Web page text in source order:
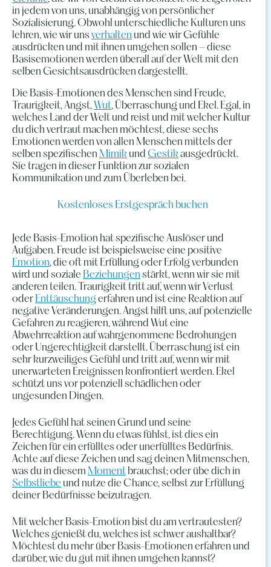
in jedem von uns, unabhängig von persönlicher
Sozialisierung. Obwohl unterschiedliche Kulturen uns
lehren, wie wir uns verhalten und wie wir Gefühle
ausdrücken und mit ihnen umgehen sollen – diese
Basisemotionen werden überall auf der Welt mit den
selben Gesichtsausdrücken dargestellt.
Die Basis-Emotionen des Menschen sind Freude,
Traurigkeit, Angst, Wut, Überraschung und Ekel. Egal, in
welches Land der Welt und reist und mit welcher Kultur
du dich vertraut machen möchtest, diese sechs
Emotionen werden von allen Menschen mittels der
selben spezifischen Mimik und Gestikausgedrückt.
Sie tragen in dieser Funktion zur sozialen
Kommunikation und zum Überleben bei.
Kostenloses Erstgespräch buchen
Jede Basis-Emotion hat spezifische Auslöser und
Aufgaben. Freude ist beispielsweise eine positive
Emotion, die oft mit Erfüllung oder Erfolg verbunden
wird und soziale Beziehungen stärkt, wenn wir sie mit
anderen teilen. Traurigkeit tritt auf, wenn wir Verlust
oder Enttäuschungerfahren und ist eine Reaktion auf
negative Veränderungen. Angst hilft uns, auf potenzielle
Gefahren zu reagieren, während Wut eine
Abwehrreaktion auf wahrgenommene Bedrohungen
oder Ungerechtigkeit darstellt. Überraschung ist ein
sehr kurzweiliges Gefühl und tritt auf, wenn wir mit
unerwarteten Ereignissen konfrontiert werden. Ekel
schützt uns vor potenziell schädlichen oder
ungesunden Dingen.
Jedes Gefühl hat seinen Grund und seine
Berechtigung. Wenn du etwas fühlst, ist dies ein
Zeichen für ein erfülltes oder unerfülltes Bedürfnis.
Achte auf diese Zeichen und sag deinen Mitmenschen,
was du in diesem Moment brauchst; oder übe dich in
Selbstliebe und nutze die Chance, selbst zur Erfüllung
deiner Bedürfnisse beizutragen.
Mit welcher Basis-Emotion bist du am vertrautesten?
Welches genießt du, welches ist schwer aushaltbar?
Möchtest du mehr über Basis-Emotionen erfahren und
darüber, wie du gut mit ihnen umgehen kannst?